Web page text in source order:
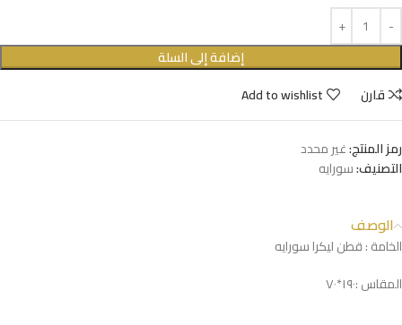
إضافة إلى السلة
قارن
Add to wishlist
رمز المنتج:غير محدد
التصنيف:سورايه
الوصف
الخامة : قطن ليكرا سورايه
المقاس :١٩٠*٧٠